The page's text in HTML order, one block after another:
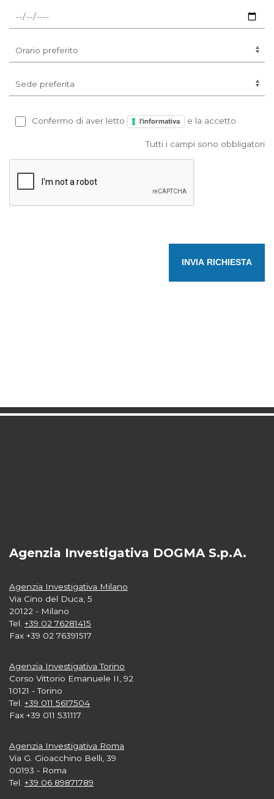
Confermo di aver letto l'informativa e la accetto
Tutti i campi sono obbligatori
INVIA RICHIESTA
Agenzia Investigativa DOGMA S.p.A.
Agenzia Investigativa Milano
Via Cino del Duca, 5
20122 - Milano
Tel. +39 02 76281415
Fax +39 02 76391517
Agenzia Investigativa Torino
Corso Vittorio Emanuele II, 92
10121 - Torino
Tel. +39 011 5617504
Fax +39 011 531117
Agenzia Investigativa Roma
Via G. Gioacchino Belli, 39
00193 - Roma
Tel. +39 06 89871789